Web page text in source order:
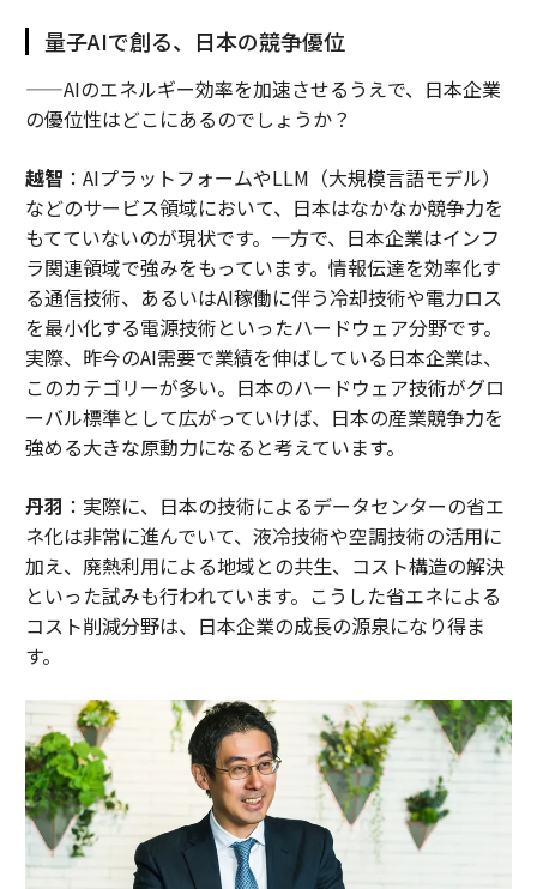
量子AIで創る、日本の競争優位
——AIのエネルギー効率を加速させるうえで、日本企業
の優位性はどこにあるのでしょうか？
越智 ：AIプラットフォームやLLM（大規模言語モデル）
などのサービス領域において、日本はなかなか競争力を
もてていないのが現状です。一方で、日本企業はインフ
ラ関連領域で強みをもっています。情報伝達を効率化す
る通信技術、あるいはAI稼働に伴う冷却技術や電力ロス
を最小化する電源技術といったハードウェア分野です。
実際、昨今のAI需要で業績を伸ばしている日本企業は、
このカテゴリーが多い。日本のハードウェア技術がグロ
ーバル標準として広がっていけば、日本の産業競争力を
強める大きな原動力になると考えています。
丹羽 ：実際に、日本の技術によるデータセンターの省エ
ネ化は非常に進んでいて、液冷技術や空調技術の活用に
加え、廃熱利用による地域との共生、コスト構造の解決
といった試みも行われています。こうした省エネによる
コスト削減分野は、日本企業の成長の源泉になり得ま
す。